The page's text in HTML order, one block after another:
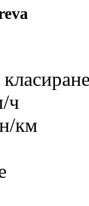
ч
км